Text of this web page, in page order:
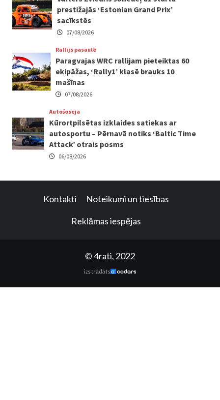
prestižajās ‘Estonian Grand Prix’
sacīkstēs
07/08/2026
Rallijs pasaulē
Paragvajas WRC rallijam pieteiktas 60
ekipāžas, ‘Rally1’ klasē brauks 10
mašīnas
07/08/2026
Autošoseja
Kūrortpilsētas izklaides satiekas ar
autosportu – Pērnavā notiks ‘Baltic Time
Attack’ otrais posms
06/08/2026
Kontakti Noteikumi un tiesības
Reklāmas iespējas
© 4rati, 2022
izstrādāts